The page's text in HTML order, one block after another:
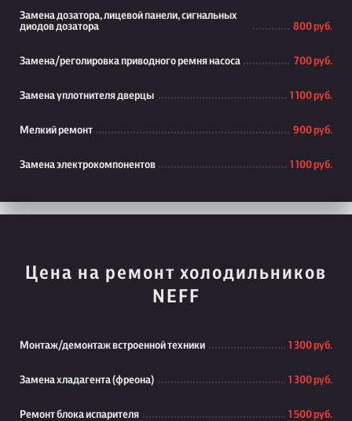
Замена дозатора, лицевой панели, сигнальных
диодов дозатора
800 руб.
Замена/реголировка приводного ремня насоса 700 руб.
Замена уплотнителя дверцы 1 100 руб.
Мелкий ремонт 900 руб.
Замена электрокомпонентов 1 100 руб.
Цена на ремонт холодильников
NEFF
Монтаж/демонтаж встроенной техники 1 300 руб.
Замена хладагента (фреона) 1 300 руб.
Ремонт блока испарителя 1 500 руб.